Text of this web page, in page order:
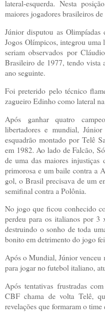
lateral-esquerda. Nesta
maiores jogadores brasileiros
Júnior disputou as
Jogos Olímpicos, integrou
seriam observados por
Brasileiro de 1977, tendo
ano seguinte.
Foi preterido pelo técnico
zagueiro Edinho como lateral
Após ganhar quatro
libertadores e mundial,
esquadrão montado por Telê
em 1982. Ao lado de Falcão,
de uma das maiores
primorosa e um baile contra a
gol, o Brasil precisava de um
semifinal contra a Polônia.
No jogo que ficou conhecido
perdeu para os italianos por
destruindo o sonho de toda
bonito em detrimento do jogo
Após o Mundial, Júnior venceu
para jogar no futebol italiano,
Após tentativas frustradas
CBF chama de volta Telê,
revelações que formaram o